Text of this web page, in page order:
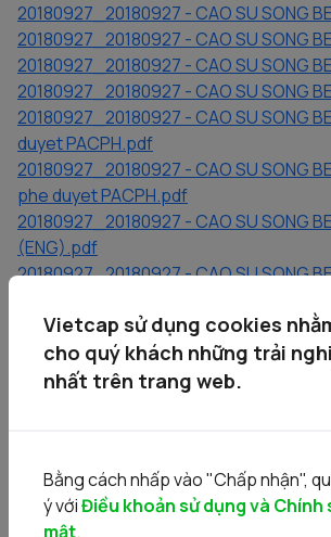
20180927_20180927 - CAO SU SONG
20180927_20180927 - CAO SU SONG
20180927_20180927 - CAO SU SONG
20180927_20180927 - CAO SU SONG
20180927_20180927 - CAO SU SONG
duyet PACPH.pdf
20180927_20180927 - CAO SU SONG
phe duyet PACPH.pdf
20180927_20180927 - CAO SU SONG
(ENG).pdf
20180927_20180927 - CAO SU SONG
20180927_20180927- CAO SU SONG
DG.pdf
20180928_20180927 - CAO SU SONG
le.pdf
Vietcap sử dụng cookies
cho quý khách những trải
nhất trên trang web.
Bằng cách nhấp vào "Chấp nhận",
ý vớiĐiều khoản sử dụng và Chính
mật.